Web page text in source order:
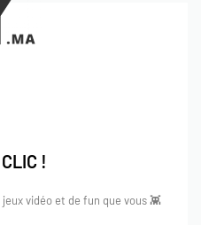
!
vidéo et de fun que vous 👾